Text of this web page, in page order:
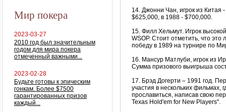
Мир покера
2023-03-27
2010 год был значительным
годом для мира покера
отмеченный важными...
2023-02-28
Будьте готовы к эпическим
гонкам. Более $7500
гарантированных призов
каждый...
14. Джонни Чан, игрок из Китая
$625,000, в 1988 - $700,000.
15. Филл Хельмут. Игрок
WSOP. Стоит отметить, что это
победу в 1989 на турнире по
16. Мансур Матлуби, игрок из
Сумма призового выигрыша
17. Брэд Догерти – 1991 год.
участия в нескольких фильмах,
прославиться, написав свою
Texas Hold'em for New Players".